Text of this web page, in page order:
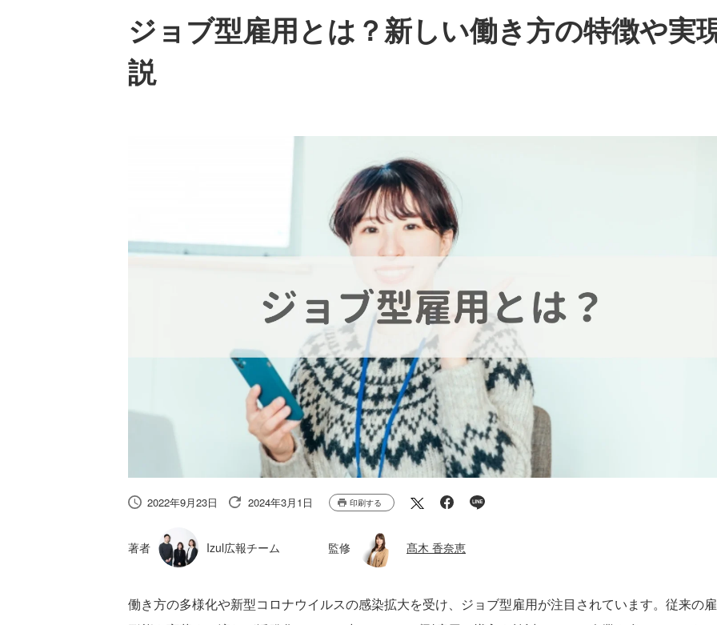
ジョブ型雇用とは？新しい働き方の特徴や実
説
2022年9月23日 2024年3月1日 印刷する
著者 Izul広報チーム 監修 髙木 香奈恵
働き方の多様化や新型コロナウイルスの感染拡大を受け、ジョブ型雇用が注目されています。従来の